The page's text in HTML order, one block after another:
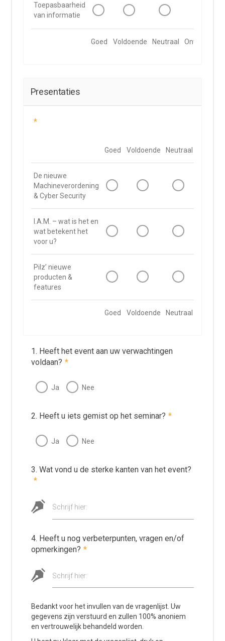
Goed Voldoende Neutraal
Toepasbaarheid
van informatie
Presentaties
*
Goed Voldoende Neutraal
Goed Voldoende Neutraal
De nieuwe
Machineverordening
& Cyber Security
I.A.M. – wat is het en
wat betekent het
voor u?
Pilz’ nieuwe
producten &
features
1. Heeft het event aan uw verwachtingen
voldaan? *
Ja Nee
2. Heeft u iets gemist op het seminar? *
Ja Nee
3. Wat vond u de sterke kanten van het event?
*
Schrijf hier:
4. Heeft u nog verbeterpunten, vragen en/of
opmerkingen? *
Schrijf hier:
Bedankt voor het invullen van de vragenlijst. Uw
gegevens zijn verstuurd en zullen 100% anoniem
en vertrouwelijk behandeld worden.